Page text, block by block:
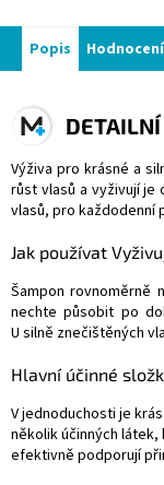
Popis Hodnocení
Výživa pro krásné a
růst vlasů a vyživují je
vlasů, pro každodenní
Jak používat
Šampon rovnoměrně
nechte působit po
U silně znečištěných
Hlavní účinné
V jednoduchosti je
několik účinných
efektivně podporují